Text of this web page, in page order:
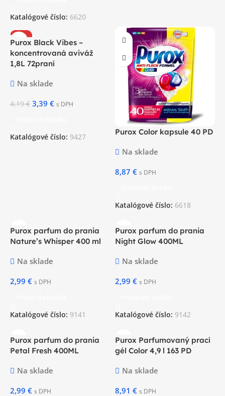
Katalógové číslo: 6620
-19%
Purox Black Vibes –
koncentrovaná aviváž
1,8L 72praní
Na sklade
4,19€ 3,39 € s DPH
Katalógové číslo: 9427
Purox Color kapsule 40 PD
Na sklade
8,87 € s DPH
Katalógové číslo: 6618
Purox parfum do prania
Nature’s Whisper 400 ml
Na sklade
2,99 € s DPH
Katalógové číslo: 9141
Purox parfum do prania
Night Glow 400ML
Na sklade
2,99 € s DPH
Katalógové číslo: 9142
Purox parfum do prania
Petal Fresh 400ML
Na sklade
2,99 € s DPH
Purox Parfumovaný prací
gél Color 4,9 l 163 PD
Na sklade
8,91 € s DPH